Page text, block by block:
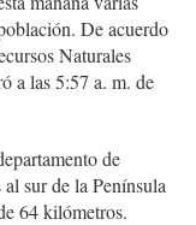
De acuerdo
Naturales
a las 5:57 a. m. de
de
sur de la Península
64 kilómetros.